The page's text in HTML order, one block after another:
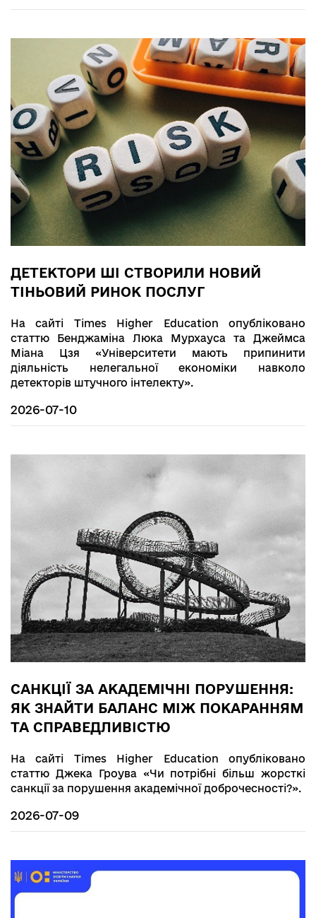
ДЕТЕКТОРИ ШІ СТВОРИЛИ НОВИЙ
ТІНЬОВИЙ РИНОК ПОСЛУГ
На сайті Times Higher Education опубліковано
статтю Бенджаміна Люка Мурхaуса та Джеймса
Міана Цзя «Університети мають припинити
діяльність нелегальної економіки навколо
детекторів штучного інтелекту».
2026-07-10
САНКЦІЇ ЗА АКАДЕМІЧНІ ПОРУШЕННЯ:
ЯК ЗНАЙТИ БАЛАНС МІЖ ПОКАРАННЯМ
ТА СПРАВЕДЛИВІСТЮ
На сайті Times Higher Education опубліковано
статтю Джека Гроува «Чи потрібні більш жорсткі
санкції за порушення академічної доброчесності?».
2026-07-09